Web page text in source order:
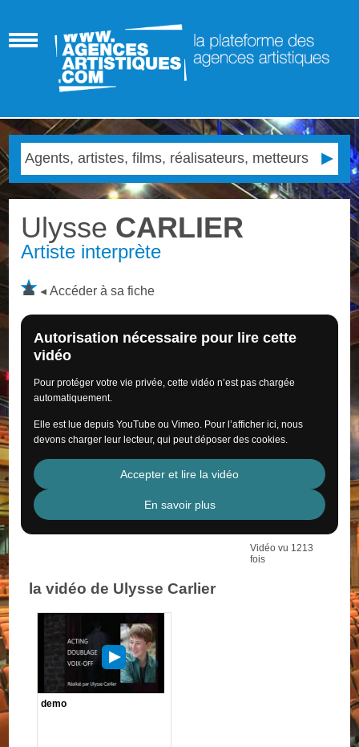
Ulysse CARLIER
Artiste interprète
Accéder à sa fiche
Autorisation nécessaire pour lire cette
vidéo
Pour protéger votre vie privée, cette vidéo n’est pas chargée
automatiquement.
Elle est lue depuis YouTube ou Vimeo. Pour l’afficher ici, nous
devons charger leur lecteur, qui peut déposer des cookies.
Accepter et lire la vidéo
En savoir plus
Vidéo vu 1213
fois
la vidéo de Ulysse Carlier
demo